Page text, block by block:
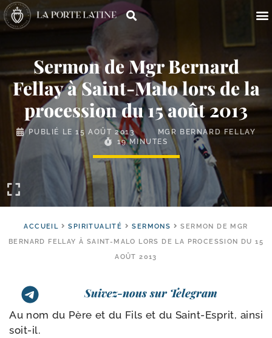
Sermon de Mgr Bernard
Fellay à Saint-​Malo lors de la
procession du 15 août 2013
PUBLIÉ LE15 AOÛT 2013
MGR BERNARD FELLAY
19 MINUTES
ACCUEIL SPIRITUALITÉ SERMONS
SERMON DE MGR
BERNARD FELLAY À SAINT-MALO LORS DE LA PROCESSION DU 15
AOÛT 2013
Suivez-nous sur Telegram
Au nom du Père et du Fils et du Saint-​Esprit, ain­si
soit-il.